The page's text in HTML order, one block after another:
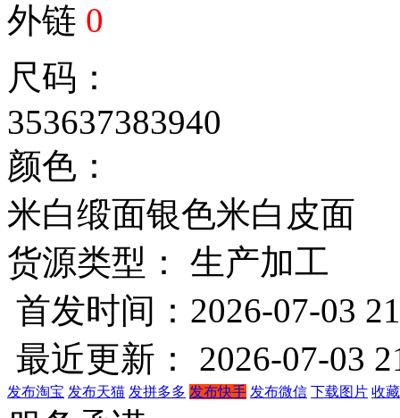
外链 0
尺码：
353637383940
颜色：
米白缎面银色米白皮面
货源类型： 生产加工
首发时间：2026-07-03
最近更新： 2026-07-03
发布淘宝 发布天猫 发拼多多 发布快手 发布微信 下载图片 收